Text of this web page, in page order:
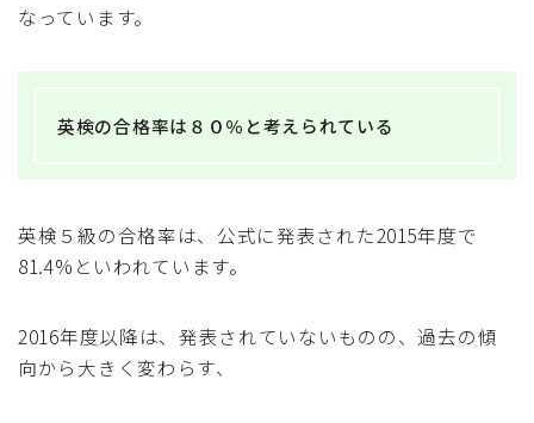
なっています。
英検の合格率は８０％と考えられている
英検５級の合格率は、公式に発表された2015年度で
81.4%といわれています。
2016年度以降は、発表されていないものの、過去の傾
向から大きく変わらす、